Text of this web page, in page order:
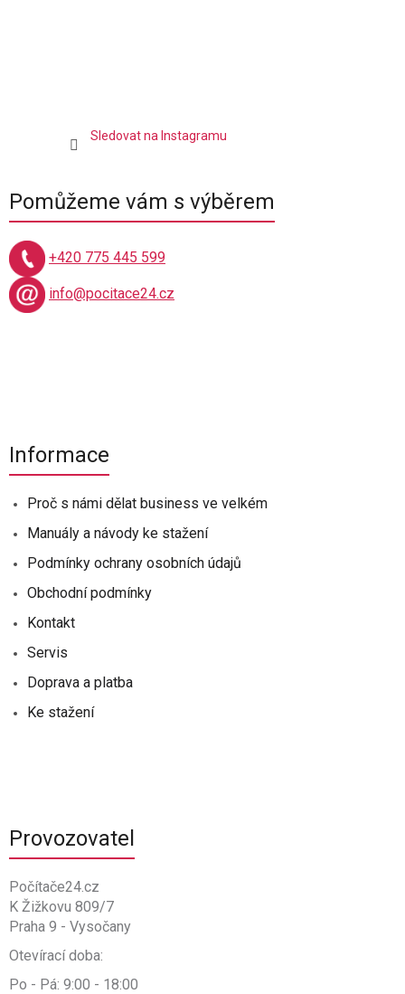
Sledovat na Instagramu
Pomůžeme vám s výběrem
+420 775 445 599
info@pocitace24.cz
Informace
Proč s námi dělat business ve velkém
Manuály a návody ke stažení
Podmínky ochrany osobních údajů
Obchodní podmínky
Kontakt
Servis
Doprava a platba
Ke stažení
Provozovatel
Počítače24.cz
K Žižkovu 809/7
Praha 9 - Vysočany
Otevírací doba:
Po - Pá: 9:00 - 18:00